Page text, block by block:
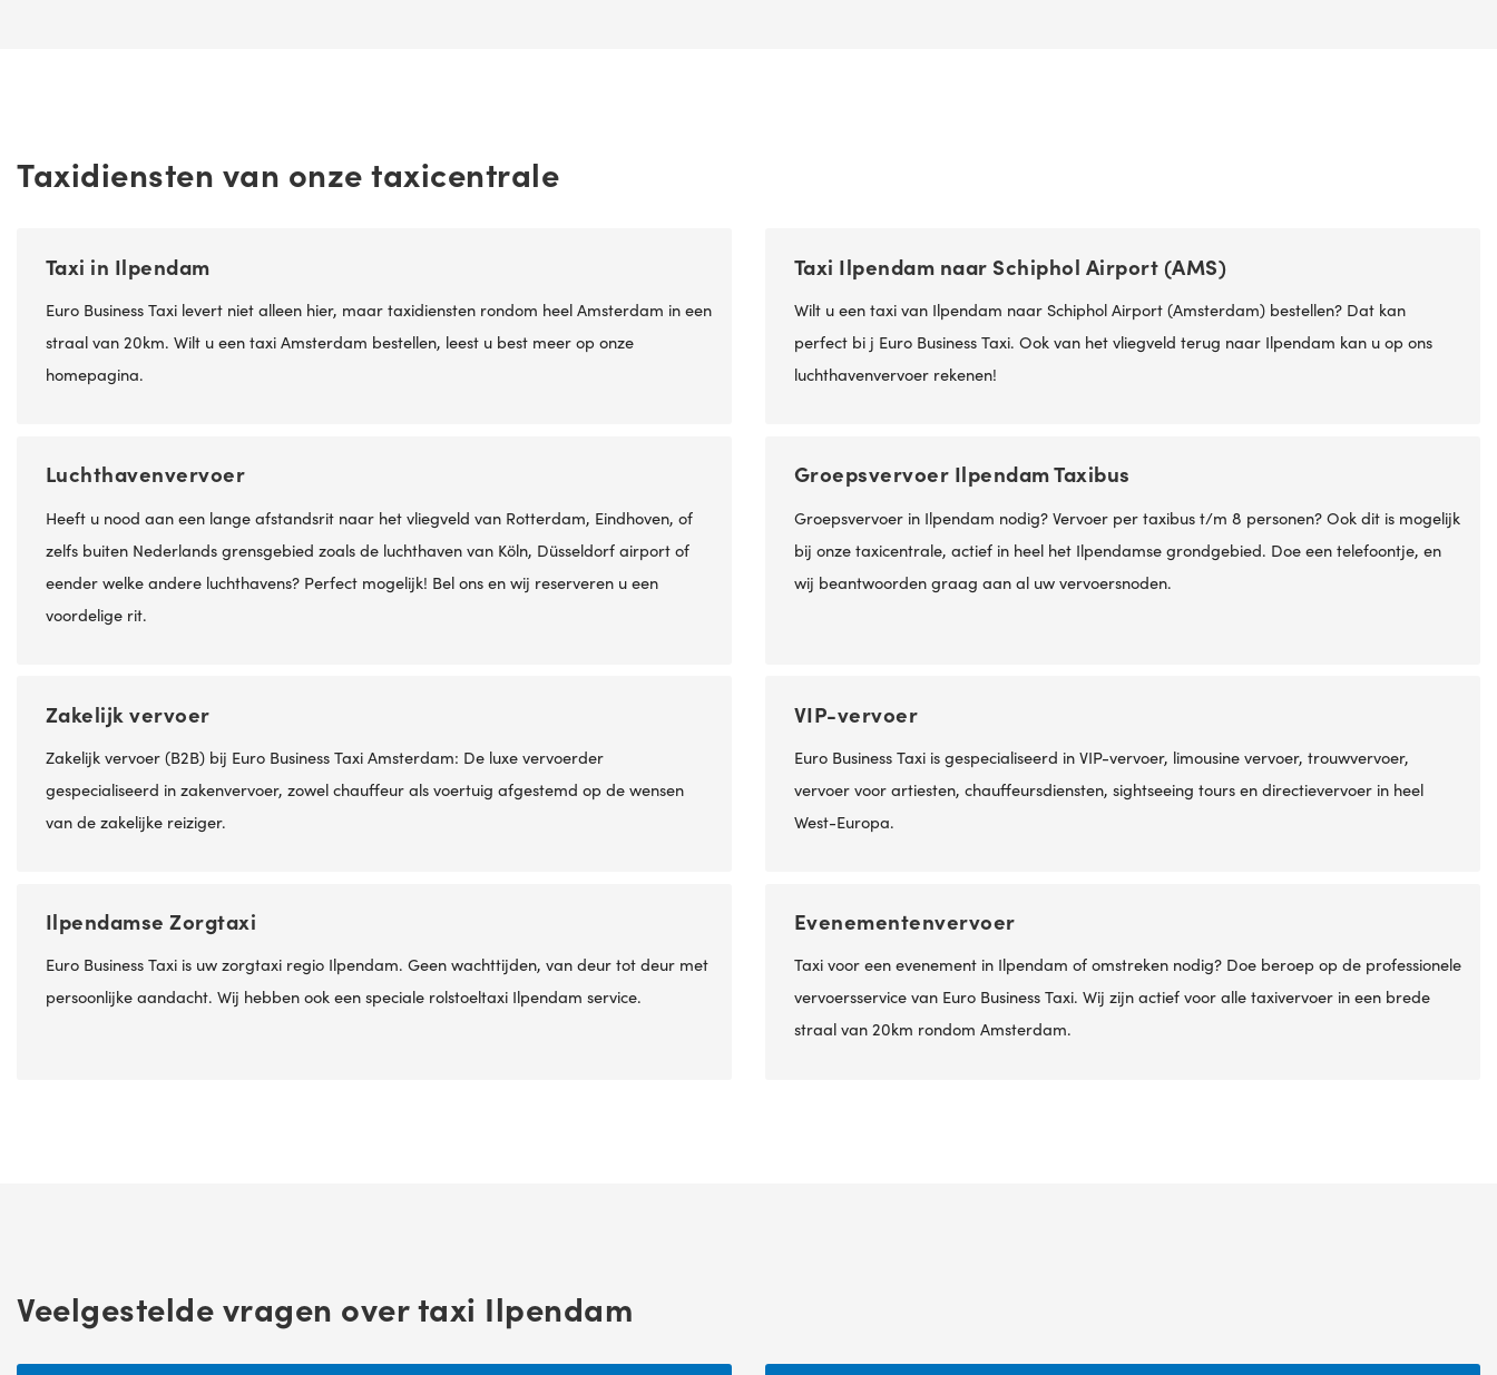
Taxidiensten van onze taxicentrale
Taxi in Ilpendam
Euro Business Taxi levert niet alleen hier, maar taxidiensten rondom heel Amsterdam in een
straal van 20km. Wilt u eentaxi Amsterdam bestellen, leest u best meer op onze
homepagina.
Taxi Ilpendam naar Schiphol Airport (AMS)
Wilt u een taxi van Ilpendam naar Schiphol Airport (Amsterdam) bestellen? Dat kan
perfect bi j Euro Business Taxi. Ook van het vliegveld terug naar Ilpendam kan u op ons
luchthavenvervoer rekenen!
Luchthavenvervoer
Heeft u nood aan een lange afstandsrit naar het vliegveld van Rotterdam, Eindhoven, of
zelfs buiten Nederlands grensgebied zoals de luchthaven van Köln, Düsseldorf airport of
eender welke andere luchthavens? Perfect mogelijk! Bel ons en wij reserveren u een
voordelige rit.
Groepsvervoer Ilpendam Taxibus
Groepsvervoer in Ilpendam nodig? Vervoer per taxibus t/m 8 personen? Ook dit is mogelijk
bij onze taxicentrale, actief in heel het Ilpendamse grondgebied. Doe een telefoontje, en
wij beantwoorden graag aan al uw vervoersnoden.
Zakelijk vervoer
Zakelijk vervoer (B2B) bij Euro Business Taxi Amsterdam: De luxe vervoerder
gespecialiseerd in zakenvervoer, zowel chauffeur als voertuig afgestemd op de wensen
van de zakelijke reiziger.
VIP-vervoer
Euro Business Taxi is gespecialiseerd in VIP-vervoer, limousine vervoer, trouwvervoer,
vervoer voor artiesten, chauffeursdiensten, sightseeing tours en directievervoer in heel
West-Europa.
Ilpendamse Zorgtaxi
Euro Business Taxi is uw zorgtaxi regio Ilpendam. Geen wachttijden, van deur tot deur met
persoonlijke aandacht. Wij hebben ook een speciale rolstoeltaxi Ilpendam service.
Evenementenvervoer
Taxi voor een evenement in Ilpendam of omstreken nodig? Doe beroep op de professionele
vervoersservice van Euro Business Taxi. Wij zijn actief voor alle taxivervoer in een brede
straal van 20km rondom Amsterdam.
Veelgestelde vragen over taxi Ilpendam